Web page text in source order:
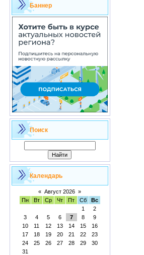
Баннер
Поиск
Календарь
« Август 2026 »
Пн
Вт Ср Чт Пт Сб
Вс
1
2
3
4 5 6 7 8
9
10
11 12 13 14 15
16
17
18 19 20 21 22
23
24
25 26 27 28 29
30
31